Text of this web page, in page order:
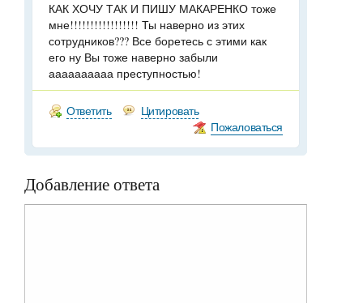
КАК ХОЧУ ТАК И ПИШУ МАКАРЕНКО тоже
мне!!!!!!!!!!!!!!!!! Ты наверно из этих
сотрудников??? Все боретесь с этими как
его ну Вы тоже наверно забыли
аааааааааа преступностью!
Ответить
Цитировать
Пожаловаться
Добавление ответа